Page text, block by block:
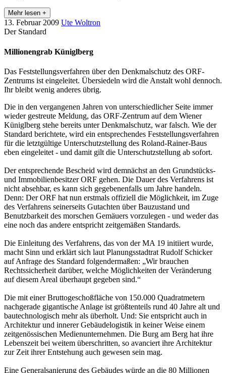
Mehr lesen +
13. Februar 2009 Ute Woltron
Der Standard
Millionengrab Küniglberg
Das Feststellungsverfahren über den Denkmalschutz des ORF-
Zentrums ist eingeleitet. Übersiedeln wird die Anstalt wohl dennoch.
Ihr bleibt wenig anderes übrig.
Die in den vergangenen Jahren von unterschiedlicher Seite immer
wieder gestreute Meldung, das ORF-Zentrum auf dem Wiener
Küniglberg stehe bereits unter Denkmalschutz, war falsch. Wie der
Standard berichtete, wird ein entsprechendes Feststellungsverfahren
für die letztgültige Unterschutzstellung des Roland-Rainer-Baus
eben eingeleitet - und damit gilt die Unterschutzstellung ab sofort.
Der entsprechende Bescheid wird demnächst an den Grundstücks-
und Immobilienbesitzer ORF gehen. Die Dauer des Verfahrens ist
nicht absehbar, es kann sich gegebenenfalls um Jahre handeln.
Denn: Der ORF hat nun erstmals offiziell die Möglichkeit, im Zuge
des Verfahrens seinerseits Gutachten über Bauzustand und
Benutzbarkeit des morschen Gemäuers vorzulegen - und weder das
eine noch das andere entspricht zeitgemäßen Standards.
Die Einleitung des Verfahrens, das von der MA 19 initiiert wurde,
macht Sinn und erklärt sich laut Planungsstadtrat Rudolf Schicker
auf Anfrage des Standard folgendermaßen: „Wir brauchen
Rechtssicherheit darüber, welche Möglichkeiten der Veränderung
auf diesem Areal überhaupt gegeben sind.“
Die mit einer Bruttogeschoßfläche von 150.000 Quadratmetern
nachgerade gigantische Anlage ist größtenteils rund 40 Jahre alt und
bautechnologisch mehr als überholt. Und: Sie entspricht auch in
Architektur und innerer Gebäudelogistik in keiner Weise einem
zeitgenössischen Medienunternehmen. Die Burg am Berg hat ihre
Lebenszeit bei weitem überschritten, so avanciert ihre Architektur
zur Zeit ihrer Entstehung auch gewesen sein mag.
Eine Generalsanierung des Gebäudes würde an die 80 Millionen